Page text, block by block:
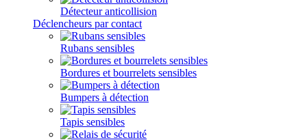
Détecteur anticollision
Déclencheurs par contact
Rubans sensibles
Bordures et bourrelets sensibles
Bumpers à détection
Tapis sensibles